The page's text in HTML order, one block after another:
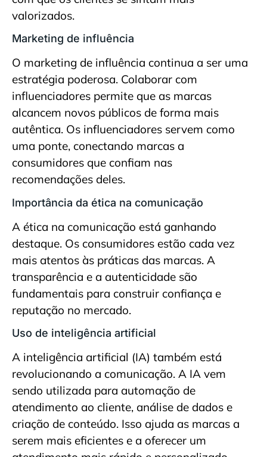
valorizados.
Marketing de influência
O marketing de influência continua a ser uma
estratégia poderosa. Colaborar com
influenciadores permite que as marcas
alcancem novos públicos de forma mais
autêntica. Os influenciadores servem como
uma ponte, conectando marcas a
consumidores que confiam nas
recomendações deles.
Importância da ética na comunicação
A ética na comunicação está ganhando
destaque. Os consumidores estão cada vez
mais atentos às práticas das marcas. A
transparência e a autenticidade são
fundamentais para construir confiança e
reputação no mercado.
Uso de inteligência artificial
A inteligência artificial (IA) também está
revolucionando a comunicação. A IA vem
sendo utilizada para automação de
atendimento ao cliente, análise de dados e
criação de conteúdo. Isso ajuda as marcas a
serem mais eficientes e a oferecer um